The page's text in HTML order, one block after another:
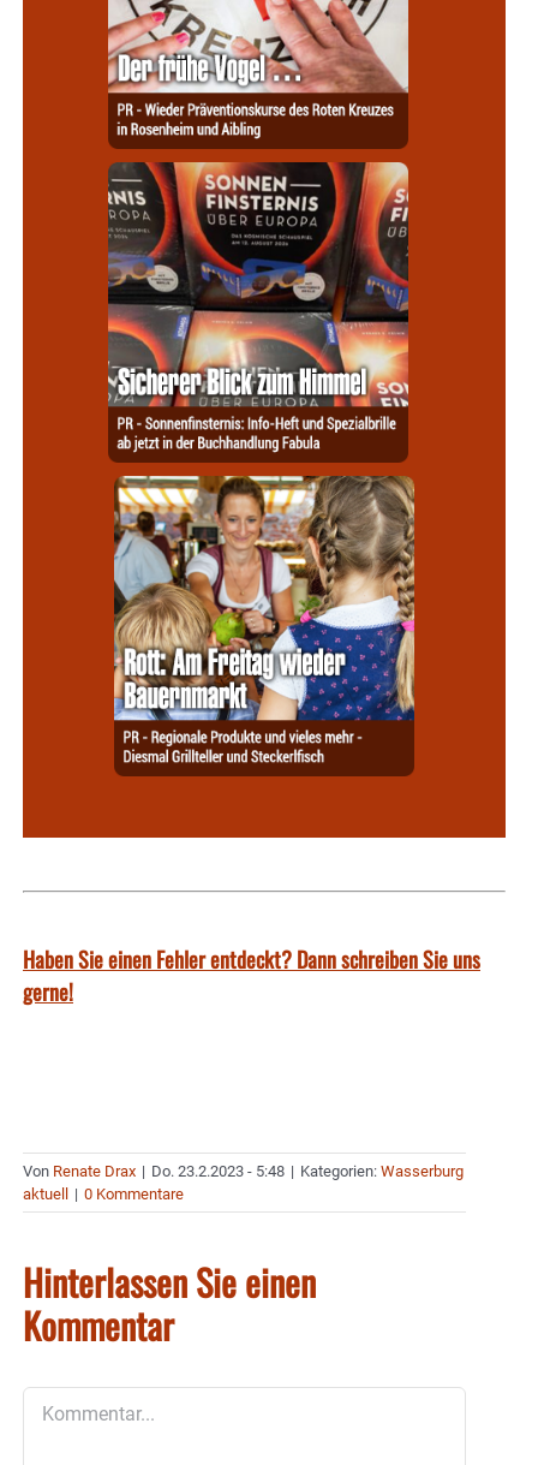
Haben Sie einen Fehler entdeckt? Dann schreiben Sie uns
gerne!
Von Renate Drax | Do. 23.2.2023 - 5:48 | Kategorien: Wasserburg
aktuell
| 0 Kommentare
Hinterlassen Sie einen
Kommentar